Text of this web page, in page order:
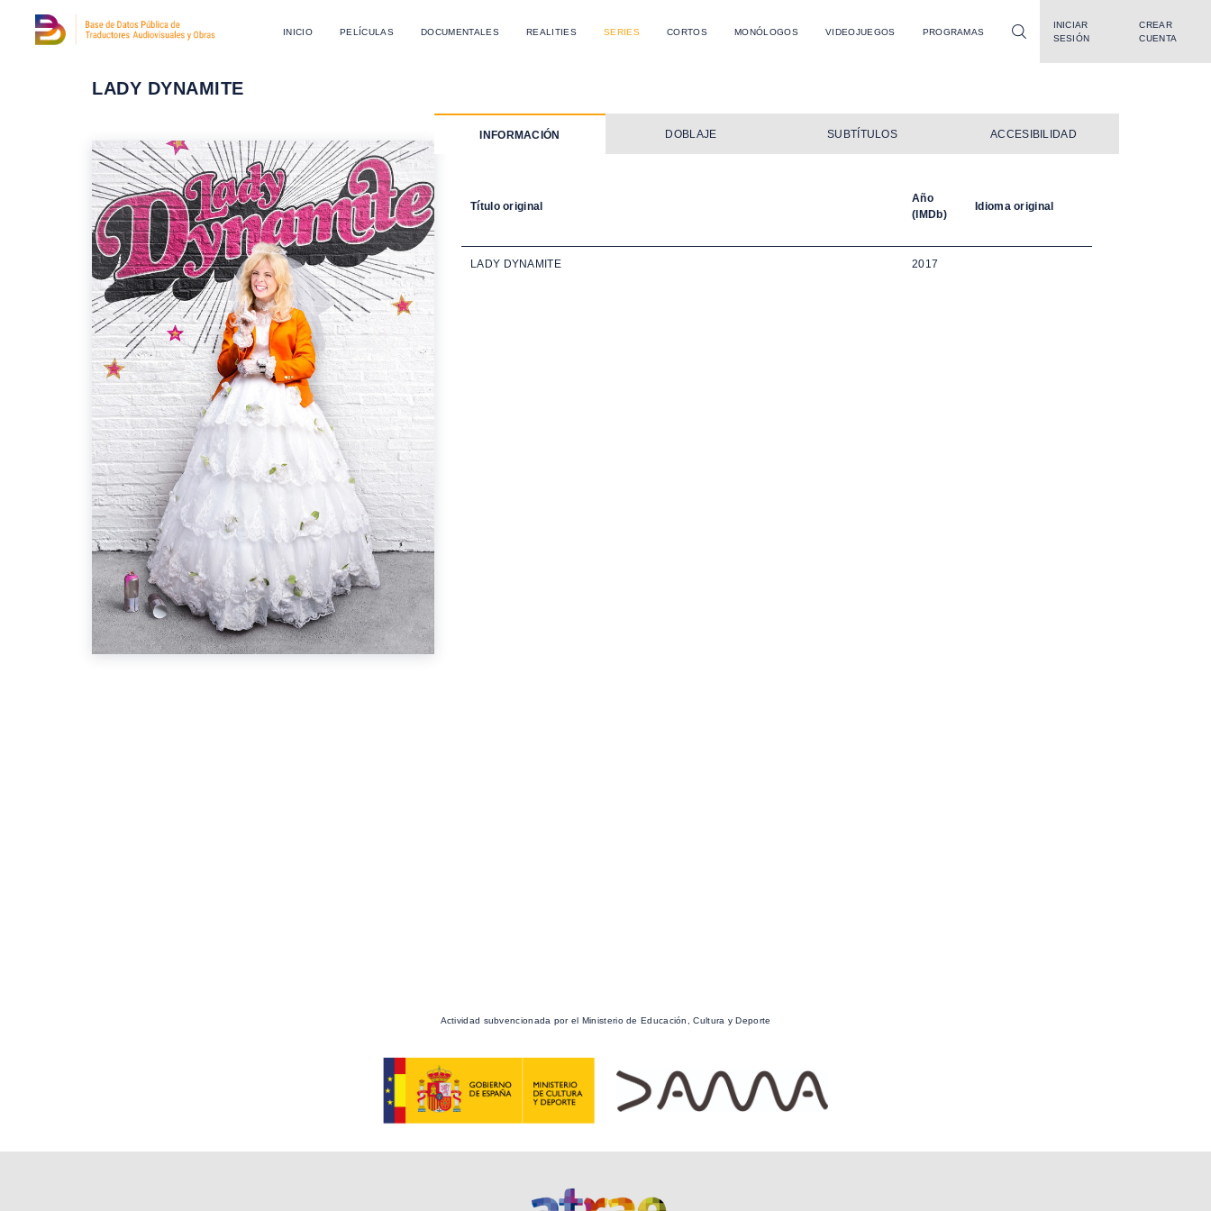
INICIO PELÍCULAS DOCUMENTALES REALITIES SERIES CORTOS MONÓLOGOS VIDEOJUEGOS PROGRAMAS
INICIAR
SESIÓN
CREAR
CUENTA
LADY DYNAMITE
INFORMACIÓN DOBLAJE SUBTÍTULOS ACCESIBILIDAD
Título original
Año
(IMDb)
Idioma original
LADY DYNAMITE 2017
Actividad subvencionada por el Ministerio de Educación, Cultura y Deporte